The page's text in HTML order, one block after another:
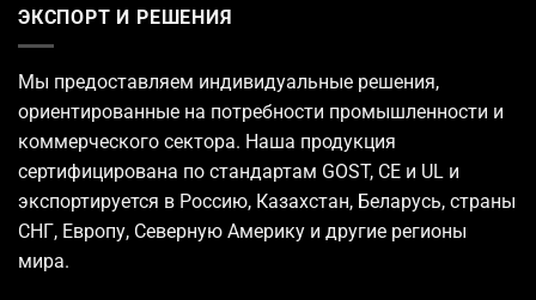
ЭКСПОРТ И РЕШЕНИЯ
Мы предоставляем индивидуальные решения,
ориентированные на потребности промышленности и
коммерческого сектора. Наша продукция
сертифицирована по стандартам GOST, CE и UL и
экспортируется в Россию, Казахстан, Беларусь, страны
СНГ, Европу, Северную Америку и другие регионы
мира.